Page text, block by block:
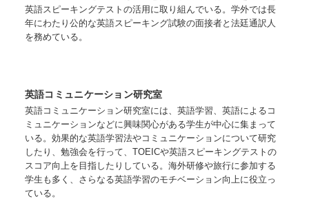
英語スピーキングテストの活用に取り組んでいる。学外では長
年にわたり公的な英語スピーキング試験の面接者と法廷通訳人
を務めている。
英語コミュニケーション研究室
英語コミュニケーション研究室には、英語学習、英語によるコ
ミュニケーションなどに興味関心がある学生が中心に集まって
いる。効果的な英語学習法やコミュニケーションについて研究
したり、勉強会を行って、TOEICや英語スピーキングテストの
スコア向上を目指したりしている。海外研修や旅行に参加する
学生も多く、さらなる英語学習のモチベーション向上に役立っ
ている。